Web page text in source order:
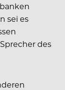
sei es
des